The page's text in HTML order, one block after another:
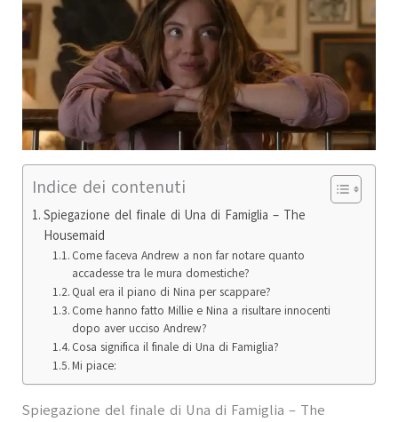
Indice dei contenuti
Spiegazione del finale di Una di Famiglia – The
Housemaid
Come faceva Andrew a non far notare quanto
accadesse tra le mura domestiche?
Qual era il piano di Nina per scappare?
Come hanno fatto Millie e Nina a risultare innocenti
dopo aver ucciso Andrew?
Cosa significa il finale di Una di Famiglia?
Mi piace:
Spiegazione del finale di Una di Famiglia – The